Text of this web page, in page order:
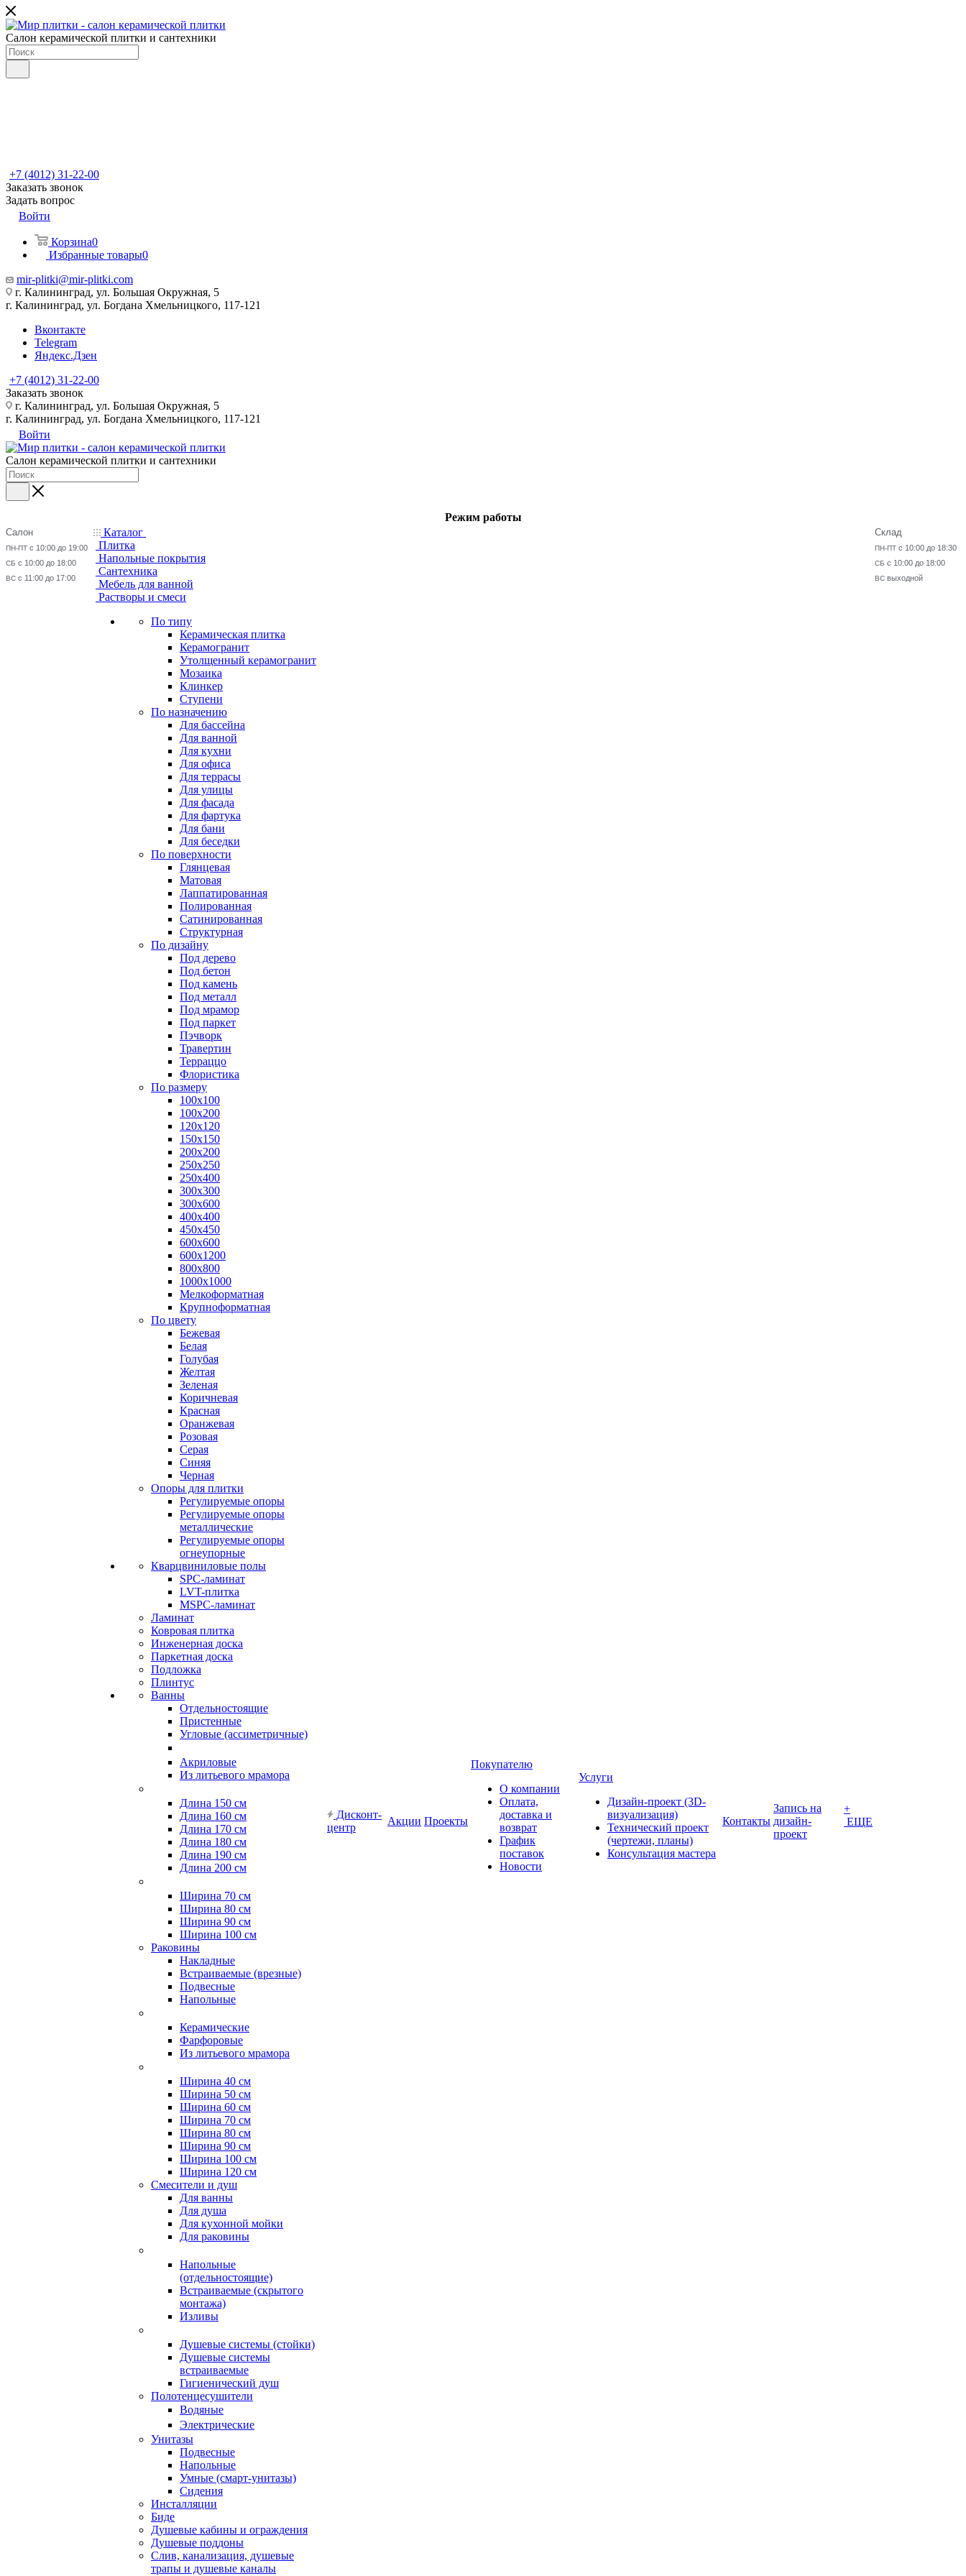
Салон керамической плитки и сантехники
+7 (4012) 31-22-00
Заказать звонок
Задать вопрос
Войти
Корзина0
Избранные товары0
mir-plitki@mir-plitki.com
г. Калининград, ул. Большая Окружная, 5
г. Калининград, ул. Богдана Хмельницкого, 117-121
Вконтакте
Telegram
Яндекс.Дзен
+7 (4012) 31-22-00
Заказать звонок
г. Калининград, ул. Большая Окружная, 5
г. Калининград, ул. Богдана Хмельницкого, 117-121
Войти
Салон керамической плитки и сантехники
Режим работы
Салон
ПН-ПТ с 10:00 до 19:00
СБ с 10:00 до 18:00
ВС с 11:00 до 17:00
Склад
ПН-ПТ с 10:00 до 18:30
СБ с 10:00 до 18:00
ВС выходной
Каталог
Плитка
Напольные покрытия
Сантехника
Мебель для ванной
Растворы и смеси
По типу
Керамическая плитка
Керамогранит
Утолщенный керамогранит
Мозаика
Клинкер
Ступени
По назначению
Для бассейна
Для ванной
Для кухни
Для офиса
Для террасы
Для улицы
Для фасада
Для фартука
Для бани
Для беседки
По поверхности
Глянцевая
Матовая
Лаппатированная
Полированная
Сатинированная
Структурная
По дизайну
Под дерево
Под бетон
Под камень
Под металл
Под мрамор
Под паркет
Пэчворк
Травертин
Терраццо
Флористика
По размеру
100х100
100х200
120х120
150х150
200х200
250х250
250х400
300х300
300х600
400х400
450х450
600х600
600х1200
800х800
1000х1000
Мелкоформатная
Крупноформатная
По цвету
Бежевая
Белая
Голубая
Желтая
Зеленая
Коричневая
Красная
Оранжевая
Розовая
Серая
Синяя
Черная
Опоры для плитки
Регулируемые опоры
Регулируемые опоры
металлические
Регулируемые опоры
огнеупорные
Кварцвиниловые полы
SPC-ламинат
LVT-плитка
MSPC-ламинат
Ламинат
Ковровая плитка
Инженерная доска
Паркетная доска
Подложка
Плинтус
Ванны
Отдельностоящие
Пристенные
Угловые (ассиметричные)
Акриловые
Из литьевого мрамора
Длина 150 см
Длина 160 см
Длина 170 см
Длина 180 см
Длина 190 см
Длина 200 см
Ширина 70 см
Ширина 80 см
Ширина 90 см
Ширина 100 см
Раковины
Накладные
Встраиваемые (врезные)
Подвесные
Напольные
Керамические
Фарфоровые
Из литьевого мрамора
Ширина 40 см
Ширина 50 см
Ширина 60 см
Ширина 70 см
Ширина 80 см
Ширина 90 см
Ширина 100 см
Ширина 120 см
Смесители и душ
Для ванны
Для душа
Для кухонной мойки
Для раковины
Напольные
(отдельностоящие)
Встраиваемые (скрытого
монтажа)
Изливы
Душевые системы (стойки)
Душевые системы
встраиваемые
Гигиенический душ
Полотенцесушители
ㅤВодяные
ㅤЭлектрические
Унитазы
Подвесные
Напольные
Умные (смарт-унитазы)
Сидения
Инсталляции
Биде
Душевые кабины и ограждения
Душевые поддоны
Слив, канализация, душевые
трапы и душевые каналы
Дисконт-
центр
Акции Проекты
Покупателю
О компании
Оплата,
доставка и
возврат
График
поставок
Новости
Услуги
Дизайн-проект (3D-
визуализация)
Технический проект
(чертежи, планы)
Консультация мастера
Контакты
Запись на
дизайн-
проект
+
ЕЩЕ